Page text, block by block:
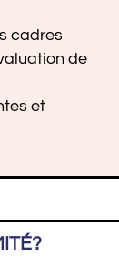
cadres
de
et